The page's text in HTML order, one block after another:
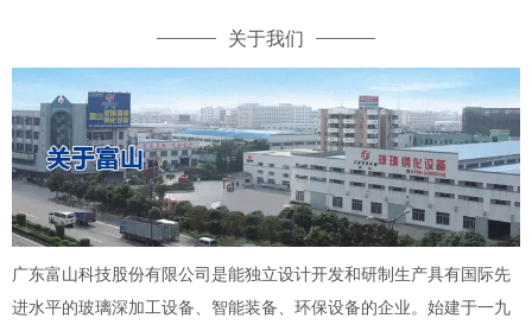
关于我们
广东富山科技股份有限公司是能独立设计开发和研制生产具有国际先
进水平的玻璃深加工设备、智能装备、环保设备的企业。始建于一九